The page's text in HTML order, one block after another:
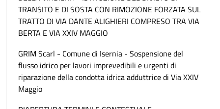
TRANSITO E DI SOSTA CON RIMOZIONE FORZATA SUL
TRATTO DI VIA DANTE ALIGHIERI COMPRESO TRA VIA
BERTA E VIA XXIV MAGGIO
GRIM Scarl - Comune di Isernia - Sospensione del
flusso idrico per lavori imprevedibili e urgenti di
riparazione della condotta idrica adduttrice di Via XXIV
Maggio